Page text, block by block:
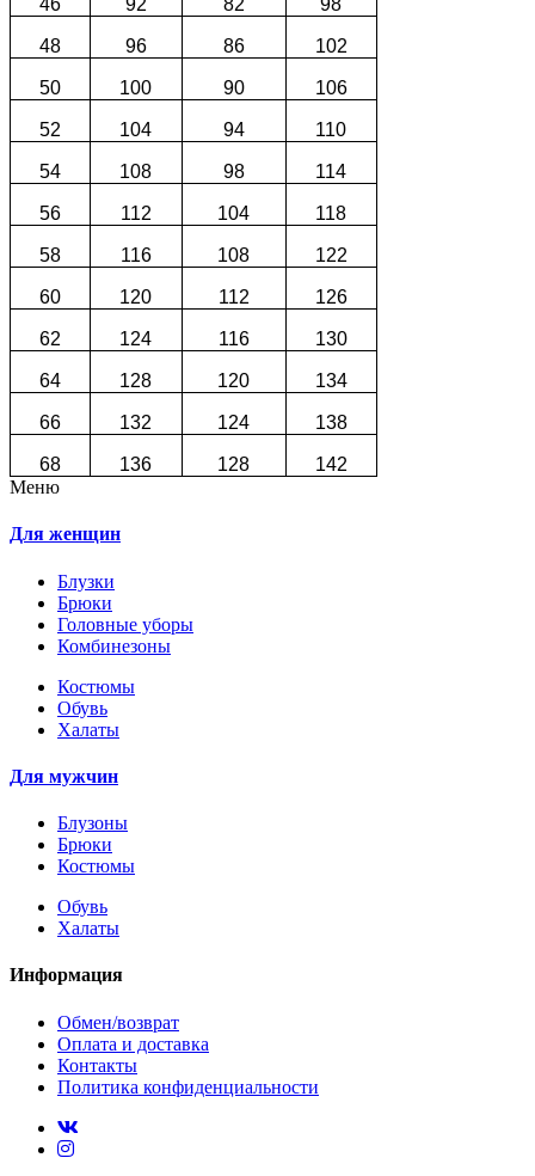
46 92 82 98
48 96 86 102
50 100 90 106
52 104 94 110
54 108 98 114
56 112 104 118
58 116 108 122
60 120 112 126
62 124 116 130
64 128 120 134
66 132 124 138
68 136 128
142
Меню
Для женщин
Блузки
Брюки
Головные уборы
Комбинезоны
Костюмы
Обувь
Халаты
Для мужчин
Блузоны
Брюки
Костюмы
Обувь
Халаты
Информация
Обмен/возврат
Оплата и доставка
Контакты
Политика конфиденциальности